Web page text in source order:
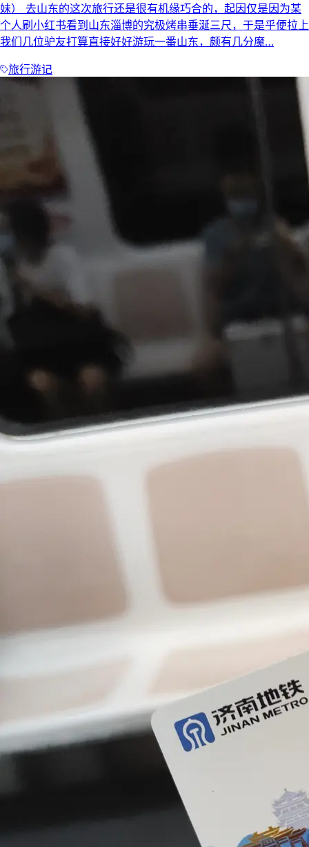
妹） 去山东的这次旅行还是很有机缘巧合的，起因仅是因为某
个人刷小红书看到山东淄博的究极烤串垂涎三尺，于是乎便拉上
我们几位驴友打算直接好好游玩一番山东，颇有几分魔…
旅行游记